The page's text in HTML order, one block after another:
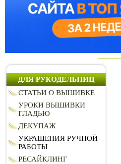
ДЛЯ РУКОДЕЛЬНИЦ
СТАТЬИ О ВЫШИВКЕ
УРОКИ ВЫШИВКИ
ГЛАДЬЮ
ДЕКУПАЖ
УКРАШЕНИЯ РУЧНОЙ
РАБОТЫ
РЕСАЙКЛИНГ